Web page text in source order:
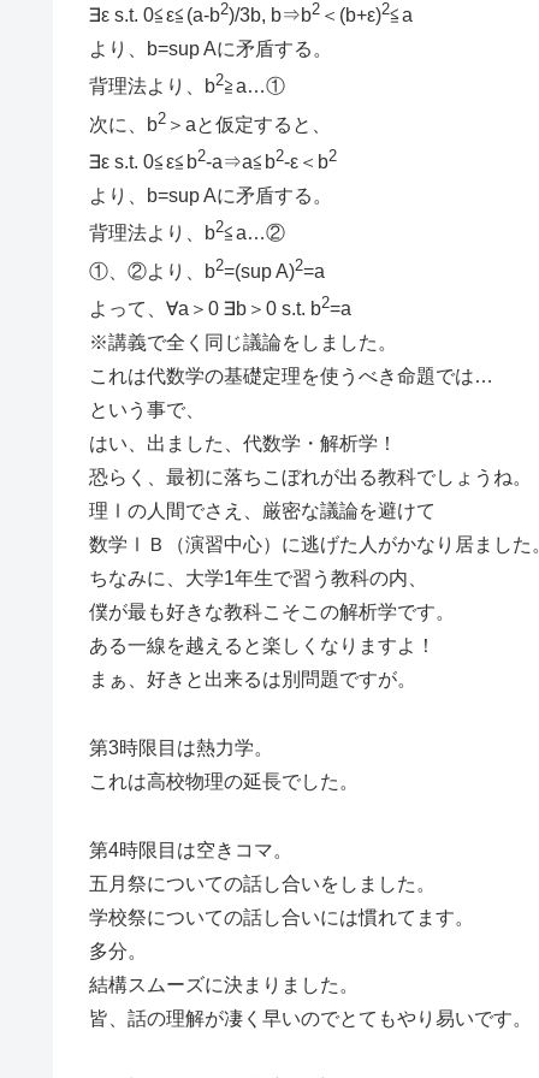
∃ε s.t. 0≦ε≦(a-b2)/3b, b⇒b2 ＜(b+ε)2≦a
より、b=sup Aに矛盾する。
背理法より、b2≧a…①
次に、b2 ＞aと仮定すると、
∃ε s.t. 0≦ε≦b2-a⇒a≦b2-ε＜b2
より、b=sup Aに矛盾する。
背理法より、b2≦a…②
①、②より、b2=(sup A)2=a
よって、∀a＞0 ∃b＞0 s.t. b2=a
※講義で全く同じ議論をしました。
これは代数学の基礎定理を使うべき命題では…
という事で、
はい、出ました、代数学・解析学！
恐らく、最初に落ちこぼれが出る教科でしょうね。
理Ⅰの人間でさえ、厳密な議論を避けて
数学ⅠＢ（演習中心）に逃げた人がかなり居ました
ちなみに、大学1年生で習う教科の内、
僕が最も好きな教科こそこの解析学です。
ある一線を越えると楽しくなりますよ！
まぁ、好きと出来るは別問題ですが。
第3時限目は熱力学。
これは高校物理の延長でした。
第4時限目は空きコマ。
五月祭についての話し合いをしました。
学校祭についての話し合いには慣れてます。
多分。
結構スムーズに決まりました。
皆、話の理解が凄く早いのでとてもやり易いです。